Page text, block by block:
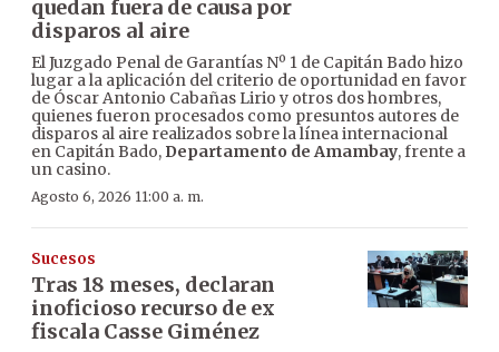
quedan fuera de causa por
disparos al aire
El Juzgado Penal de Garantías Nº 1 de Capitán Bado hizo
lugar a la aplicación del criterio de oportunidad en favor
de Óscar Antonio Cabañas Lirio y otros dos hombres,
quienes fueron procesados como presuntos autores de
disparos al aire realizados sobre la línea internacional
en Capitán Bado, Departamento de Amambay, frente a
un casino.
Agosto 6, 2026 11:00 a. m.
Sucesos
Tras 18 meses, declaran
inoficioso recurso de ex
fiscala Casse Giménez